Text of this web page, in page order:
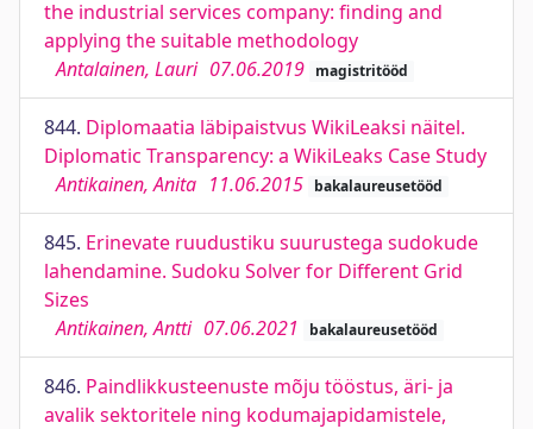
the industrial services company: finding and
applying the suitable methodology
Antalainen, Lauri 07.06.2019 magistritööd
844. Diplomaatia läbipaistvus WikiLeaksi näitel.
Diplomatic Transparency: a WikiLeaks Case Study
Antikainen, Anita 11.06.2015 bakalaureusetööd
845. Erinevate ruudustiku suurustega sudokude
lahendamine. Sudoku Solver for Different Grid
Sizes
Antikainen, Antti 07.06.2021 bakalaureusetööd
846. Paindlikkusteenuste mõju tööstus, äri- ja
avalik sektoritele ning kodumajapidamistele,